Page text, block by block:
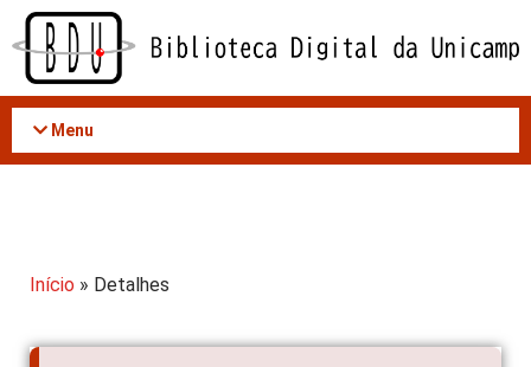
Acessar
conteúdo
Menu
Início » Detalhes